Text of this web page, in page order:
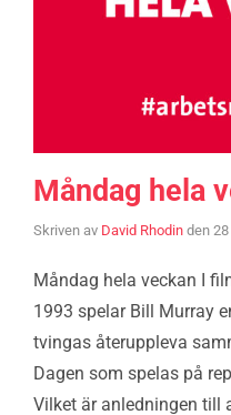
Måndag hela
Skriven av David Rhodin den 28
Måndag hela veckan I
1993 spelar Bill Murray
tvingas återuppleva
Dagen som spelas på
Vilket är anledningen till